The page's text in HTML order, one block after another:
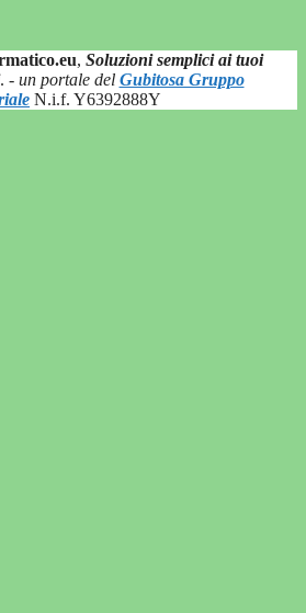
, Soluzioni semplici ai tuoi
. - un portale del Gubitosa Gruppo
N.i.f. Y6392888Y